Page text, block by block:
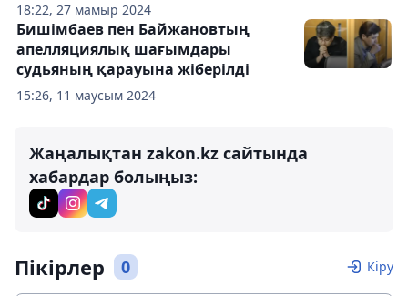
18:22, 27 мамыр 2024
15:26, 11 маусым 2024
Бишімбаев пен Байжановтың
апелляциялық шағымдары
судьяның қарауына жіберілді
Жаңалықтан zakon.kz сайтында
хабардар болыңыз:
Пікірлер 0 Кіру